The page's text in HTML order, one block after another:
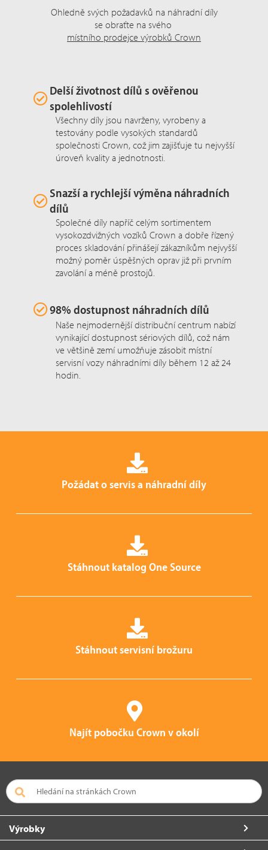
Ohledně svých požadavků na náhradní díly
se obraťte na svého
místního prodejce výrobků Crown
Delší životnost dílů s ověřenou
spolehlivostí
Všechny díly jsou navrženy, vyrobeny a
testovány podle vysokých standardů
společnosti Crown, což jim zajišťuje tu nejvyšší
úroveň kvality a jednotnosti.
Snazší a rychlejší výměna náhradních
dílů
Společné díly napříč celým sortimentem
vysokozdvižných vozíků Crown a dobře řízený
proces skladování přinášejí zákazníkům nejvyšší
možný poměr úspěšných oprav již při prvním
zavolání a méně prostojů.
98% dostupnost náhradních dílů
Naše nejmodernější distribuční centrum nabízí
vynikající dostupnost sériových dílů, což nám
ve většině zemí umožňuje zásobit místní
servisní vozy náhradními díly během 12 až 24
hodin.
Požádat o servis a náhradní díly
Stáhnout katalog One Source
Stáhnout servisní brožuru
Najít pobočku Crown v okolí
Výrobky